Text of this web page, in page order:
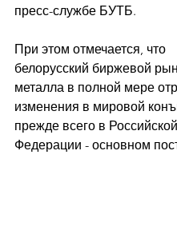
пресс-службе БУТБ.
При этом отмечается, что
белорусский биржевой
металла в полной мере
изменения в мировой
прежде всего в Российской
Федерации - основном